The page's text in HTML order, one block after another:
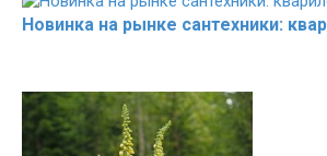
Новинка на рынке сантехники: